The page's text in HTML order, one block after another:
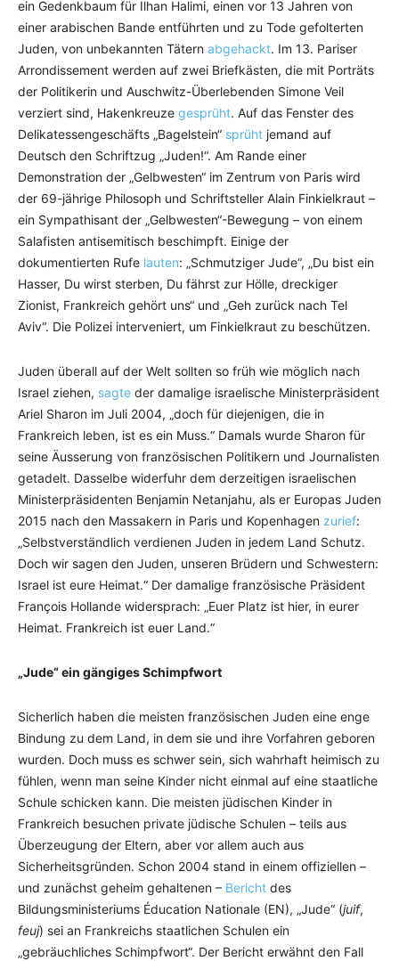
ein Gedenkbaum für Ilhan Halimi, einen vor 13 Jahren von
einer arabischen Bande entführten und zu Tode gefolterten
Juden, von unbekannten Tätern abgehackt. Im 13. Pariser
Arrondissement werden auf zwei Briefkästen, die mit Porträts
der Politikerin und Auschwitz-Überlebenden Simone Veil
verziert sind, Hakenkreuze gesprüht. Auf das Fenster des
Delikatessengeschäfts „Bagelstein“ sprüht jemand auf
Deutsch den Schriftzug „Juden!“. Am Rande einer
Demonstration der „Gelbwesten“ im Zentrum von Paris wird
der 69-jährige Philosoph und Schriftsteller Alain Finkielkraut –
ein Sympathisant der „Gelbwesten“-Bewegung – von einem
Salafisten antisemitisch beschimpft. Einige der
dokumentierten Rufe lauten: „Schmutziger Jude“, „Du bist ein
Hasser, Du wirst sterben, Du fährst zur Hölle, dreckiger
Zionist, Frankreich gehört uns“ und „Geh zurück nach Tel
Aviv“. Die Polizei interveniert, um Finkielkraut zu beschützen.
Juden überall auf der Welt sollten so früh wie möglich nach
Israel ziehen, sagte der damalige israelische Ministerpräsident
Ariel Sharon im Juli 2004, „doch für diejenigen, die in
Frankreich leben, ist es ein Muss.“ Damals wurde Sharon für
seine Äusserung von französischen Politikern und Journalisten
getadelt. Dasselbe widerfuhr dem derzeitigen israelischen
Ministerpräsidenten Benjamin Netanjahu, als er Europas Juden
2015 nach den Massakern in Paris und Kopenhagen zurief:
„Selbstverständlich verdienen Juden in jedem Land Schutz.
Doch wir sagen den Juden, unseren Brüdern und Schwestern:
Israel ist eure Heimat.“ Der damalige französische Präsident
François Hollande widersprach: „Euer Platz ist hier, in eurer
Heimat. Frankreich ist euer Land.“
„Jude“ ein gängiges Schimpfwort
Sicherlich haben die meisten französischen Juden eine enge
Bindung zu dem Land, in dem sie und ihre Vorfahren geboren
wurden. Doch muss es schwer sein, sich wahrhaft heimisch zu
fühlen, wenn man seine Kinder nicht einmal auf eine staatliche
Schule schicken kann. Die meisten jüdischen Kinder in
Frankreich besuchen private jüdische Schulen – teils aus
Überzeugung der Eltern, aber vor allem auch aus
Sicherheitsgründen. Schon 2004 stand in einem offiziellen –
und zunächst geheim gehaltenen – Bericht des
Bildungsministeriums Éducation Nationale (EN), „Jude“ (juif,
feuj) sei an Frankreichs staatlichen Schulen ein
„gebräuchliches Schimpfwort“. Der Bericht erwähnt den Fall